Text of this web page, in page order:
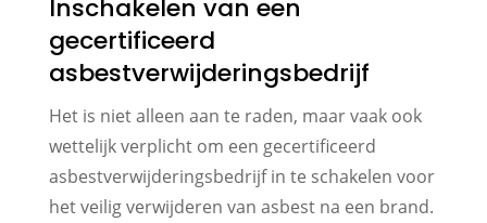
Inschakelen van een
gecertificeerd
asbestverwijderingsbedrijf
Het is niet alleen aan te raden, maar vaak ook
wettelijk verplicht om een gecertificeerd
asbestverwijderingsbedrijf in te schakelen voor
het veilig verwijderen van asbest na een brand.